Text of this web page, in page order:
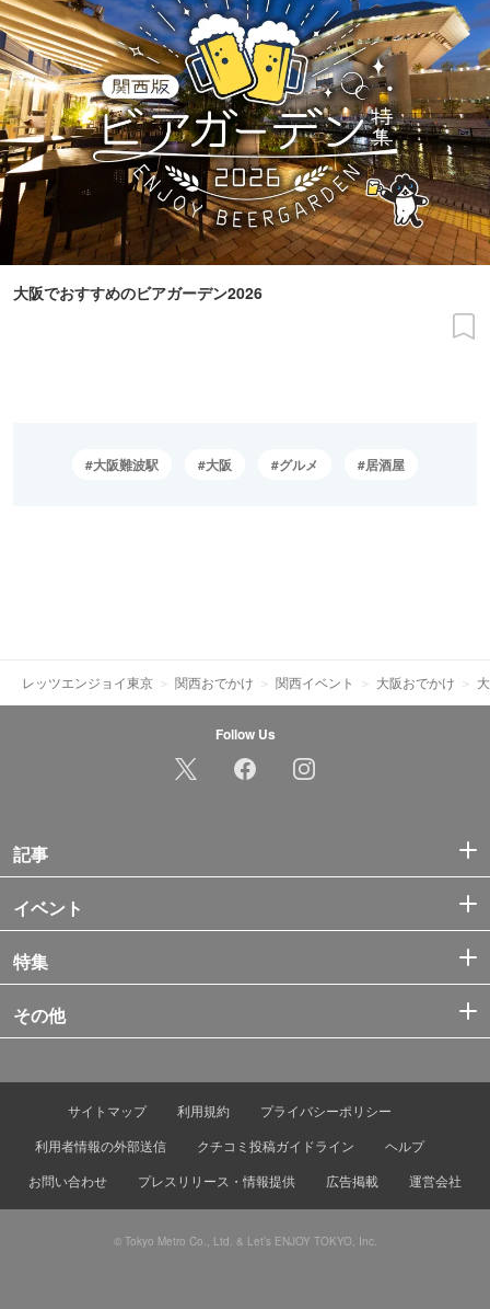
大阪でおすすめのビアガーデン2026
大阪難波駅 大阪 グルメ 居酒屋
レッツエンジョイ東京 関西おでかけ 関西イベント 大阪おでかけ
Follow Us
記事
イベント
特集
その他
サイトマップ 利用規約
プライバシーポリシー
利用者情報の外部送信
クチコミ投稿ガイドライン
ヘルプ
お問い合わせ
プレスリリース・情報提供 広告掲載 運営会社
© Tokyo Metro Co., Ltd. & Let’s ENJOY TOKYO, Inc.